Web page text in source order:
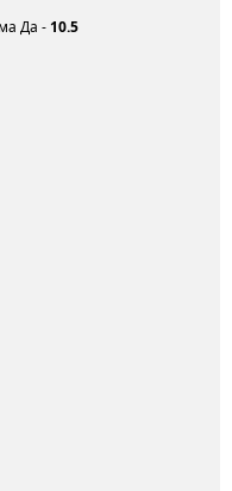
Да - 10.5